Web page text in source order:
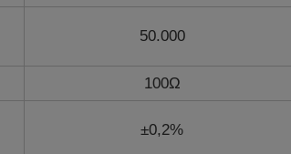
50.000
100Ω
±0,2%